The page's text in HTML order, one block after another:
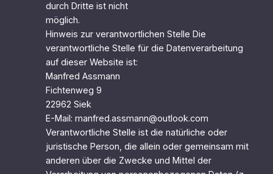
durch Dritte ist nicht
möglich.
Hinweis zur verantwortlichen Stelle Die
verantwortliche Stelle für die Datenverarbeitung
auf dieser Website ist:
Manfred Assmann
Fichtenweg 9
22962 Siek
E-Mail: manfred.assmann@outlook.com
Verantwortliche Stelle ist die natürliche oder
juristische Person, die allein oder gemeinsam mit
anderen über die Zwecke und Mittel der